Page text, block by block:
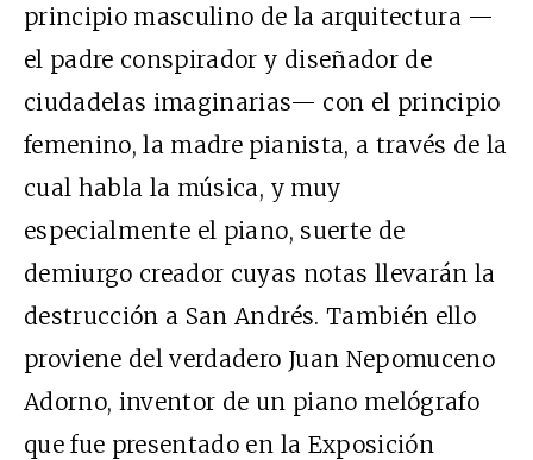
principio masculino de la arquitectura —
el padre conspirador y diseñador de
ciudadelas imaginarias— con el principio
femenino, la madre pianista, a través de la
cual habla la música, y muy
especialmente el piano, suerte de
demiurgo creador cuyas notas llevarán la
destrucción a San Andrés. También ello
proviene del verdadero Juan Nepomuceno
Adorno, inventor de un piano melógrafo
que fue presentado en la Exposición